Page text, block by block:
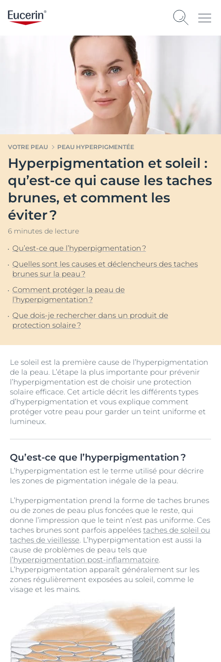
VOTRE PEAU PEAU HYPERPIGMENTÉE
Hyperpigmentation et soleil :
qu’est-ce qui cause les taches
brunes, et comment les
éviter ?
6 minutes de lecture
Qu’est-ce que l’hyperpigmentation ?
Quelles sont les causes et déclencheurs des taches
brunes sur la peau ?
Comment protéger la peau de
l’hyperpigmentation ?
Que dois-je rechercher dans un produit de
protection solaire ?
Le soleil est la première cause de l’hyperpigmentation
de la peau. L’étape la plus importante pour prévenir
l’hyperpigmentation est de choisir une protection
solaire efficace. Cet article décrit les différents types
d’hyperpigmentation et vous explique comment
protéger votre peau pour garder un teint uniforme et
lumineux.
Qu’est-ce que l’hyperpigmentation ?
L’hyperpigmentation est le terme utilisé pour décrire
les zones de pigmentation inégale de la peau.
L’hyperpigmentation prend la forme de taches brunes
ou de zones de peau plus foncées que le reste, qui
donne l’impression que le teint n’est pas uniforme. Ces
taches brunes sont parfois appelées taches de soleil ou
taches de vieillesse. L’hyperpigmentation est aussi la
cause de problèmes de peau tels que
l’hyperpigmentation post-inflammatoire.
L’hyperpigmentation apparaît généralement sur les
zones régulièrement exposées au soleil, comme le
visage et les mains.